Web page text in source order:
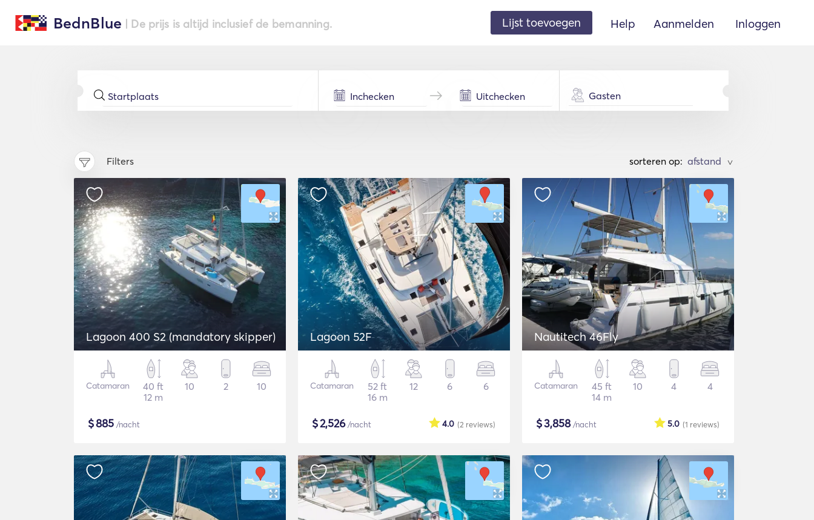
BednBlue | De prijs is altijd inclusief de bemanning. Lijst toevoegen Help Aanmelden Inloggen
Gasten
Filters sorteren op: >
Lagoon 400 S2 (mandatory skipper)
Catamaran
40 ft
12 m
10 2 10
$885 /nacht
Lagoon 52F
Catamaran
52 ft
16 m
12 6 6
$2,526/nacht (2 reviews)
4.0
Nautitech 46Fly
Catamaran
45 ft
14 m
10 4 4
$3,858/nacht (1 reviews)
5.0